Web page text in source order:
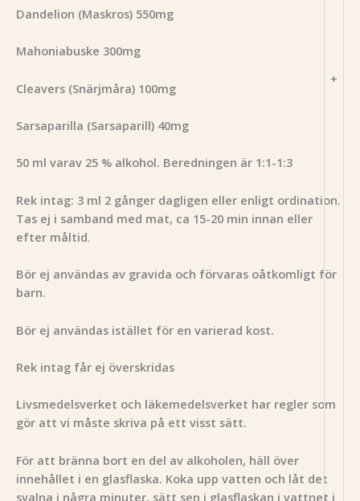
+
Dandelion (Maskros) 550mg
Mahoniabuske 300mg
Cleavers (Snärjmåra) 100mg
Sarsaparilla (Sarsaparill) 40mg
50 ml varav 25 % alkohol. Beredningen är 1:1-1:3
Rek intag: 3 ml 2 gånger dagligen eller enligt ordination.
Tas ej i samband med mat, ca 15-20 min innan eller
efter måltid.
Bör ej användas av gravida och förvaras oåtkomligt för
barn.
Bör ej användas istället för en varierad kost.
Rek intag får ej överskridas
Livsmedelsverket och läkemedelsverket har regler som
gör att vi måste skriva på ett visst sätt.
För att bränna bort en del av alkoholen, häll över
innehållet i en glasflaska. Koka upp vatten och låt det
svalna i några minuter, sätt sen i glasflaskan i vattnet i